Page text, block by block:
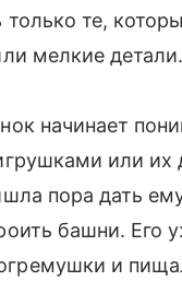
только те,
мелкие детали.
начинает
или их
пора дать
башни. Его
и